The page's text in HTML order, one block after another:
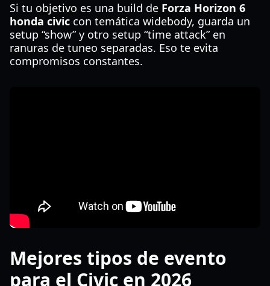
Si tu objetivo es una build de Forza Horizon 6
honda civic con temática widebody, guarda un
setup “show” y otro setup “time attack” en
ranuras de tuneo separadas. Eso te evita
compromisos constantes.
Mejores tipos de evento
para el Civic en 2026